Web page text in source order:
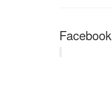
Facebook